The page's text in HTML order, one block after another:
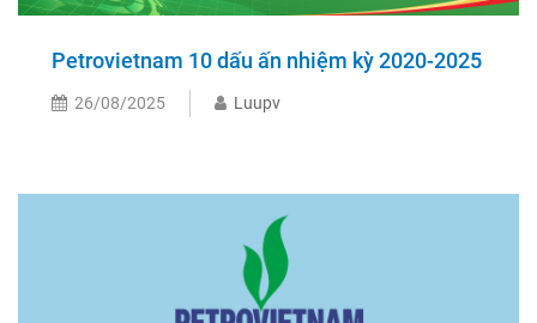
Petrovietnam 10 dấu ấn nhiệm kỳ 2020-2025
26/08/2025 Luupv